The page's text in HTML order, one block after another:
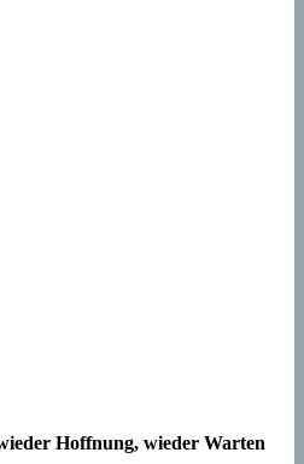
Hoffnung, wieder Warten